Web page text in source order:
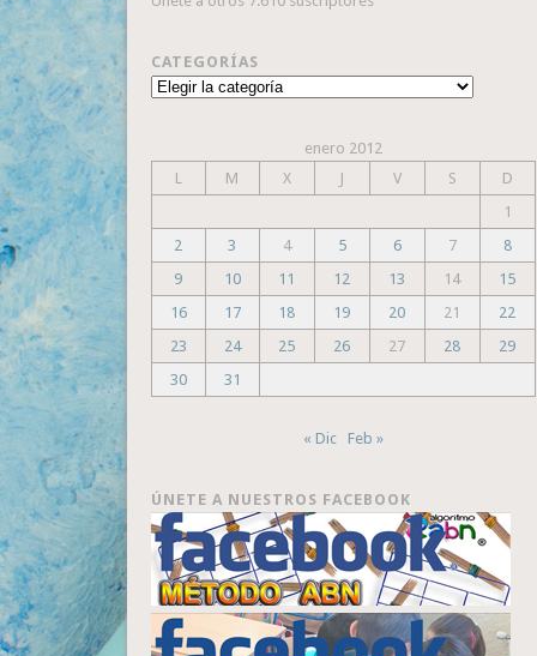
CATEGORÍAS
Categorías
enero 2012
L
M X J V S
D
1
2
3 4 5 6 7
8
9
10 11 12 13 14
15
16
17 18 19 20 21
22
23
24 25 26 27 28
29
30
31
« Dic Feb »
ÚNETE A NUESTROS FACEBOOK